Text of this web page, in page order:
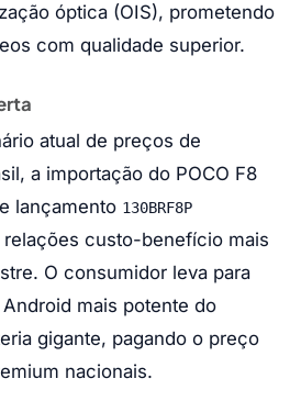
óptica (OIS), prometendo
com qualidade superior.
atual de preços de
a importação do POCO F8
lançamento 130BRF8P
relações custo-benefício mais
O consumidor leva para
mais potente do
gigante, pagando o preço
nacionais.